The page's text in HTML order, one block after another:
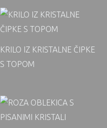
KRILO IZ KRISTALNE ČIPKE
S TOPOM